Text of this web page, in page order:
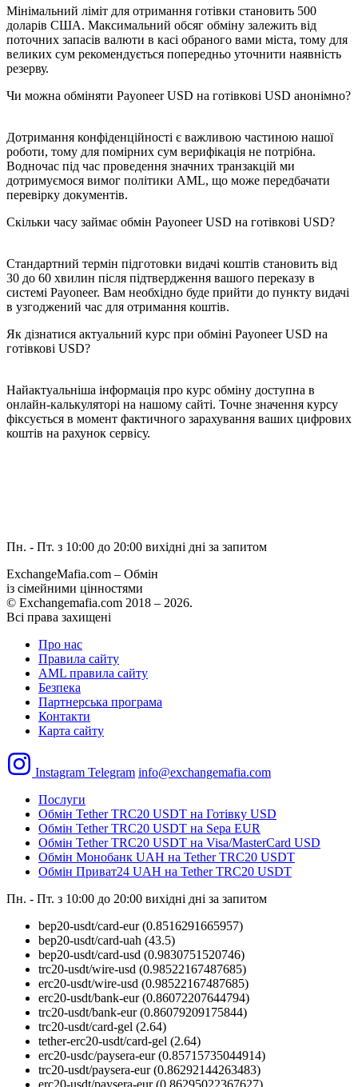
Мінімальний ліміт для отримання готівки становить 500
доларів США. Максимальний обсяг обміну залежить від
поточних запасів валюти в касі обраного вами міста, тому для
великих сум рекомендується попередньо уточнити наявність
резерву.
Чи можна обміняти Payoneer USD на готівкові USD анонімно?
Дотримання конфіденційності є важливою частиною нашої
роботи, тому для помірних сум верифікація не потрібна.
Водночас під час проведення значних транзакцій ми
дотримуємося вимог політики AML, що може передбачати
перевірку документів.
Скільки часу займає обмін Payoneer USD на готівкові USD?
Стандартний термін підготовки видачі коштів становить від
30 до 60 хвилин після підтвердження вашого переказу в
системі Payoneer. Вам необхідно буде прийти до пункту видачі
в узгоджений час для отримання коштів.
Як дізнатися актуальний курс при обміні Payoneer USD на
готівкові USD?
Найактуальніша інформація про курс обміну доступна в
онлайн-калькуляторі на нашому сайті. Точне значення курсу
фіксується в момент фактичного зарахування ваших цифрових
коштів на рахунок сервісу.
Пн. - Пт. з 10:00 до 20:00 вихідні дні за запитом
ExchangeMafia.com – Обмін
із сімейними цінностями
© Exchangemafia.com 2018 – 2026.
Всі права захищені
Про нас
Правила сайту
AML правила сайту
Безпека
Партнерська програма
Контакти
Карта сайту
Instagram Telegram info@exchangemafia.com
Послуги
Обмін Tether TRC20 USDT на Готівку USD
Обмін Tether TRC20 USDT на Sepa EUR
Обмін Tether TRC20 USDT на Visa/MasterCard USD
Обмін Монобанк UAH на Tether TRC20 USDT
Обмін Приват24 UAH на Tether TRC20 USDT
Пн. - Пт. з 10:00 до 20:00 вихідні дні за запитом
bep20-usdt/card-eur (0.8516291665957)
bep20-usdt/card-uah (43.5)
bep20-usdt/card-usd (0.9830751520746)
trc20-usdt/wire-usd (0.98522167487685)
erc20-usdt/wire-usd (0.98522167487685)
erc20-usdt/bank-eur (0.86072207644794)
trc20-usdt/bank-eur (0.86079209175844)
trc20-usdt/card-gel (2.64)
tether-erc20-usdt/card-gel (2.64)
erc20-usdc/paysera-eur (0.85715735044914)
trc20-usdt/paysera-eur (0.86292144263483)
erc20-usdt/paysera-eur (0.86295022367627)